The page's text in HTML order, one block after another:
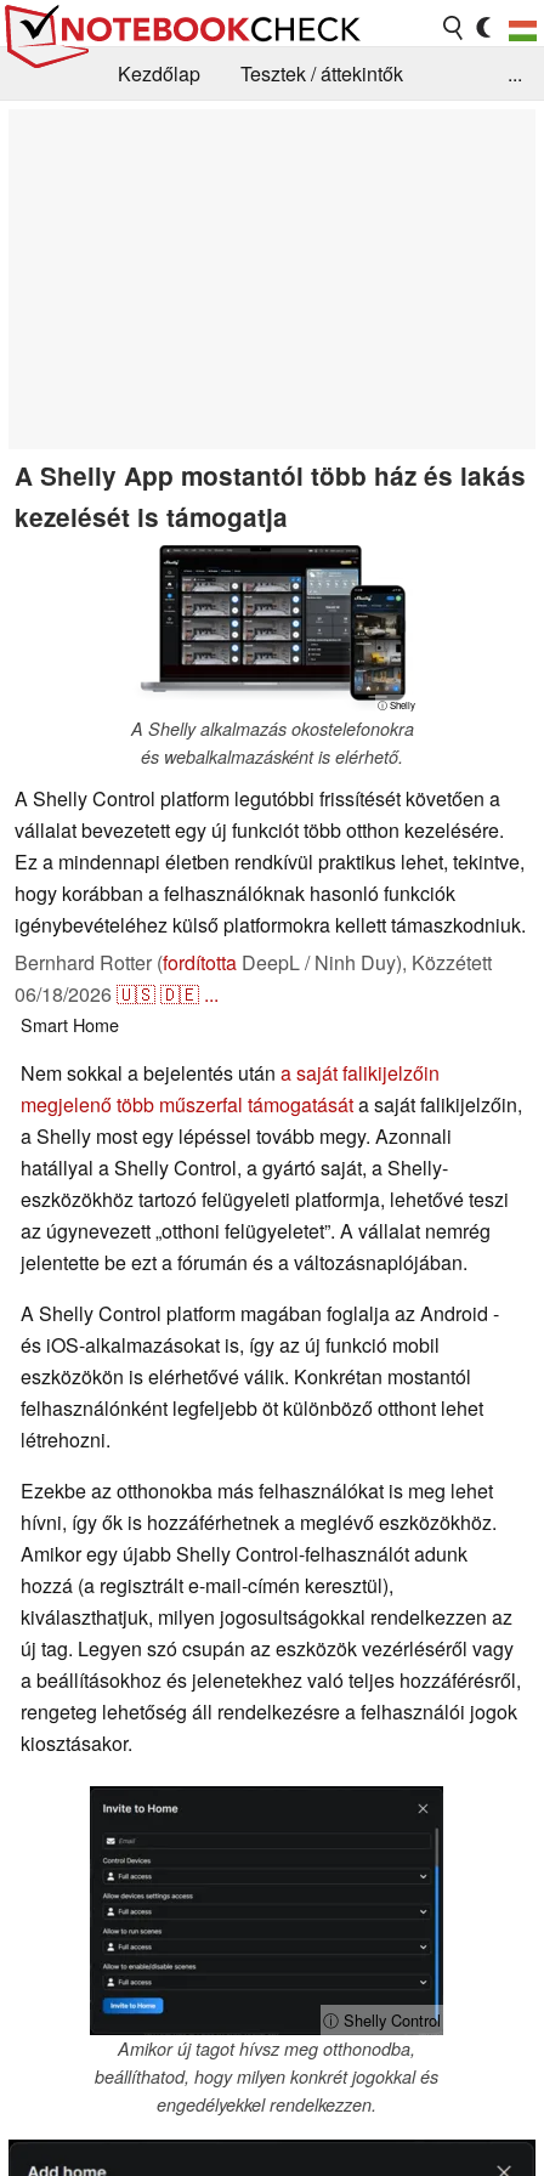
Kezdőlap
Tesztek / áttekintők
...
A Shelly App mostantól több ház és lakás
kezelését is támogatja
ⓘ Shelly
A Shelly alkalmazás okostelefonokra
és webalkalmazásként is elérhető.
A Shelly Control platform legutóbbi frissítését követően a
vállalat bevezetett egy új funkciót több otthon kezelésére.
Ez a mindennapi életben rendkívül praktikus lehet, tekintve,
hogy korábban a felhasználóknak hasonló funkciók
igénybevételéhez külső platformokra kellett támaszkodniuk.
Bernhard Rotter (fordította DeepL / Ninh Duy), Közzétett
06/18/2026🇺🇸🇩🇪 ...
Smart Home
Nem sokkal a bejelentés után a saját falikijelzőin
megjelenő több műszerfal támogatásáta saját falikijelzőin,
a Shelly most egy lépéssel tovább megy. Azonnali
hatállyal a Shelly Control, a gyártó saját, a Shelly-
eszközökhöz tartozó felügyeleti platformja, lehetővé teszi
az úgynevezett „otthoni felügyeletet”. A vállalat nemrég
jelentette be ezt a fórumán és a változásnaplójában.
A Shelly Control platform magában foglalja az Android -
és iOS-alkalmazásokat is, így az új funkció mobil
eszközökön is elérhetővé válik. Konkrétan mostantól
felhasználónként legfeljebb öt különböző otthont lehet
létrehozni.
Ezekbe az otthonokba más felhasználókat is meg lehet
hívni, így ők is hozzáférhetnek a meglévő eszközökhöz.
Amikor egy újabb Shelly Control-felhasználót adunk
hozzá (a regisztrált e-mail-címén keresztül),
kiválaszthatjuk, milyen jogosultságokkal rendelkezzen az
új tag. Legyen szó csupán az eszközök vezérléséről vagy
a beállításokhoz és jelenetekhez való teljes hozzáférésről,
rengeteg lehetőség áll rendelkezésre a felhasználói jogok
kiosztásakor.
ⓘ Shelly Control
Amikor új tagot hívsz meg otthonodba,
beállíthatod, hogy milyen konkrét jogokkal és
engedélyekkel rendelkezzen.